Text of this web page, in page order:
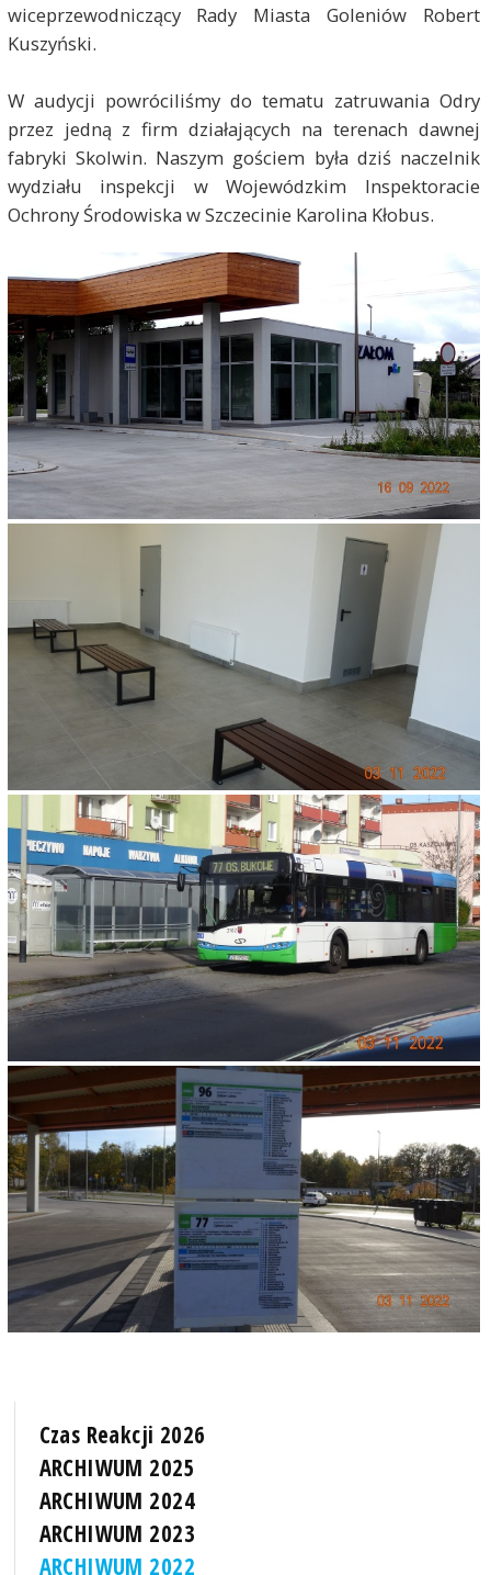
wiceprzewodniczący Rady Miasta Goleniów Robert
Kuszyński.
W audycji powróciliśmy do tematu zatruwania Odry
przez jedną z firm działających na terenach dawnej
fabryki Skolwin. Naszym gościem była dziś naczelnik
wydziału inspekcji w Wojewódzkim Inspektoracie
Ochrony Środowiska w Szczecinie Karolina Kłobus.
Czas Reakcji 2026
ARCHIWUM 2025
ARCHIWUM 2024
ARCHIWUM 2023
ARCHIWUM 2022